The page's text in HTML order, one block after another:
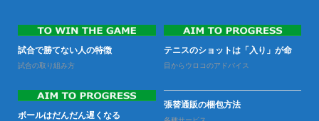
試合で勝てない人の特徴
試合の取り組み方
テニスのショットは「入り」が命
目からウロコのアドバイス
ボールはだんだん遅くなる
張替通販の梱包方法